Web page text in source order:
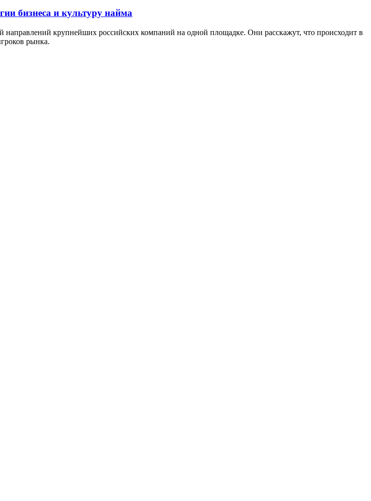
бизнеса и культуру найма
крупнейших российских компаний на одной площадке. Они расскажут, что происходит в
рынка.